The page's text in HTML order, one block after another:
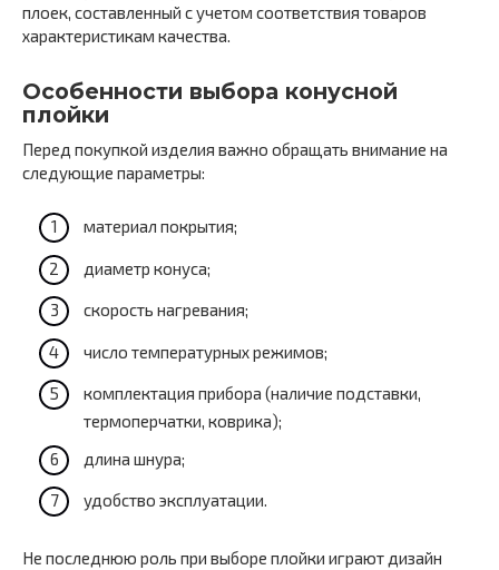
плоек, составленный с учетом соответствия товаров
характеристикам качества.
Особенности выбора конусной
плойки
Перед покупкой изделия важно обращать внимание на
следующие параметры:
материал покрытия;
диаметр конуса;
скорость нагревания;
число температурных режимов;
комплектация прибора (наличие подставки,
термоперчатки, коврика);
длина шнура;
удобство эксплуатации.
Не последнюю роль при выборе плойки играют дизайн